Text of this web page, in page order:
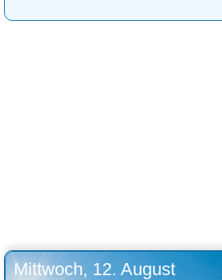
Mittwoch, 12. August